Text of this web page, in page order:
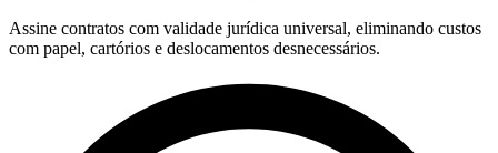
Assine contratos com validade jurídica universal, eliminando custos
com papel, cartórios e deslocamentos desnecessários.